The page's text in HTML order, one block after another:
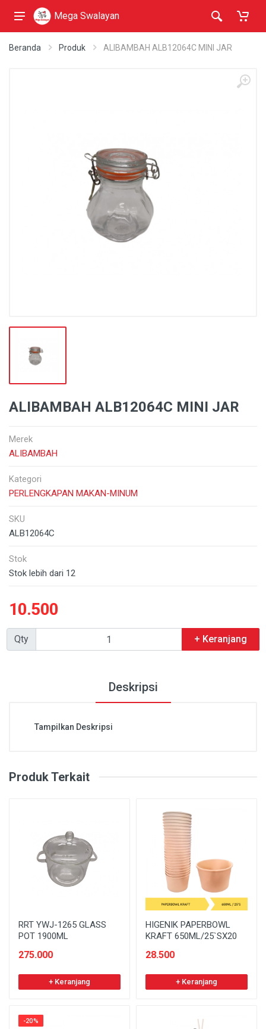
Mega Swalayan
Beranda Produk ALIBAMBAH ALB12064C MINI JAR
ALIBAMBAH ALB12064C MINI JAR
Merek
ALIBAMBAH
Kategori
PERLENGKAPAN MAKAN-MINUM
SKU
ALB12064C
Stok
Stok lebih dari 12
10.500
Qty + Keranjang
Deskripsi
Tampilkan Deskripsi
Produk Terkait
RRT YWJ-1265 GLASS
POT 1900ML
275.000
+ Keranjang
HIGENIK PAPERBOWL
KRAFT 650ML/25`SX20
28.500
+ Keranjang
-20%